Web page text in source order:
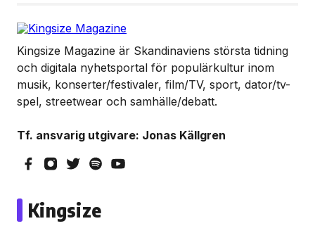
Kingsize Magazine är Skandinaviens största tidning
och digitala nyhetsportal för populärkultur inom
musik, konserter/festivaler, film/TV, sport, dator/tv-
spel, streetwear och samhälle/debatt.
Tf. ansvarig utgivare: Jonas Källgren
Kingsize